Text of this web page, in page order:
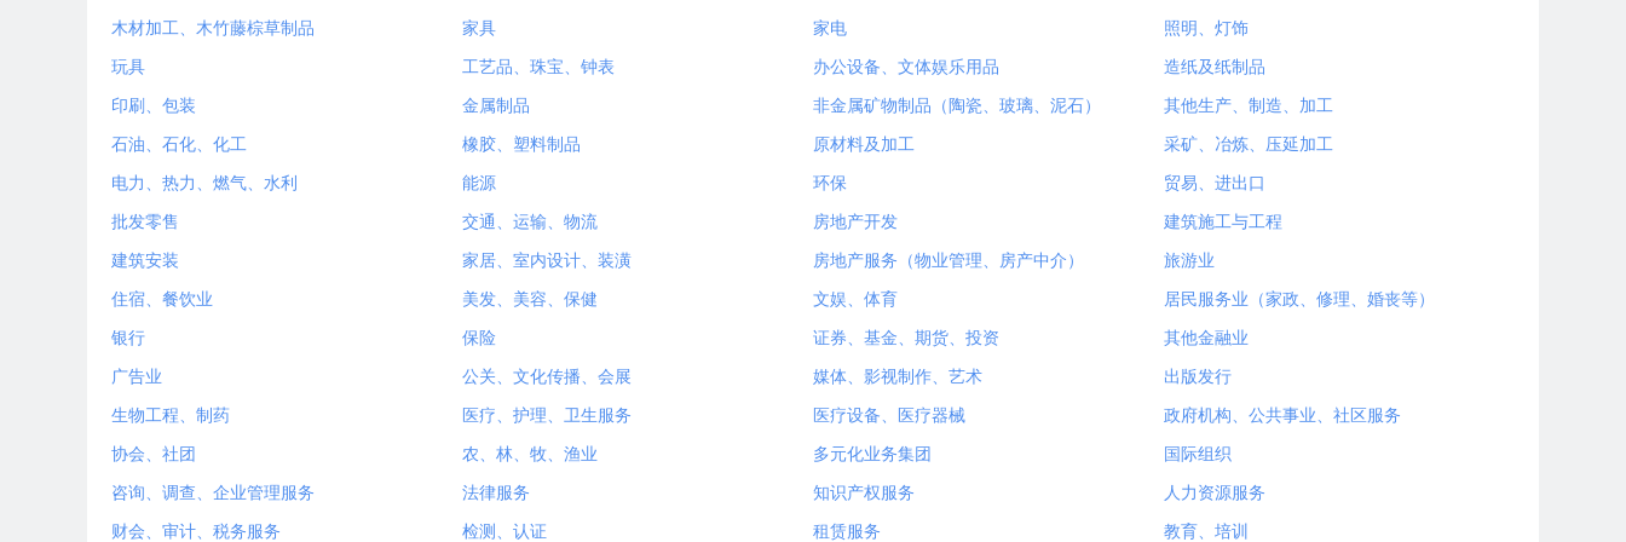
木材加工、木竹藤棕草制品 家具 家电 照明、灯饰
玩具 工艺品、珠宝、钟表 办公设备、文体娱乐用品 造纸及纸制品
印刷、包装 金属制品 非金属矿物制品（陶瓷、玻璃、泥石） 其他生产、制造、加工
石油、石化、化工 橡胶、塑料制品 原材料及加工 采矿、冶炼、压延加工
电力、热力、燃气、水利 能源 环保 贸易、进出口
批发零售 交通、运输、物流 房地产开发 建筑施工与工程
建筑安装 家居、室内设计、装潢 房地产服务（物业管理、房产中介） 旅游业
住宿、餐饮业 美发、美容、保健 文娱、体育 居民服务业（家政、修理、婚丧等）
银行 保险 证券、基金、期货、投资 其他金融业
广告业 公关、文化传播、会展 媒体、影视制作、艺术 出版发行
生物工程、制药 医疗、护理、卫生服务 医疗设备、医疗器械 政府机构、公共事业、社区服务
协会、社团 农、林、牧、渔业 多元化业务集团 国际组织
咨询、调查、企业管理服务 法律服务 知识产权服务 人力资源服务
财会、审计、税务服务 检测、认证 租赁服务 教育、培训